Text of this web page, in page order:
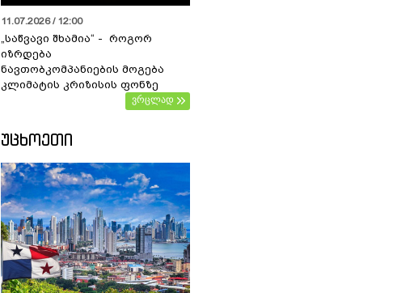
11.07.2026 / 12:00
„საწვავი შხამია“ - როგორ
იზრდება
ნავთობკომპანიების მოგება
კლიმატის კრიზისის ფონზე
ვრცლად
ᲣᲪᲮᲝᲔᲗᲘ